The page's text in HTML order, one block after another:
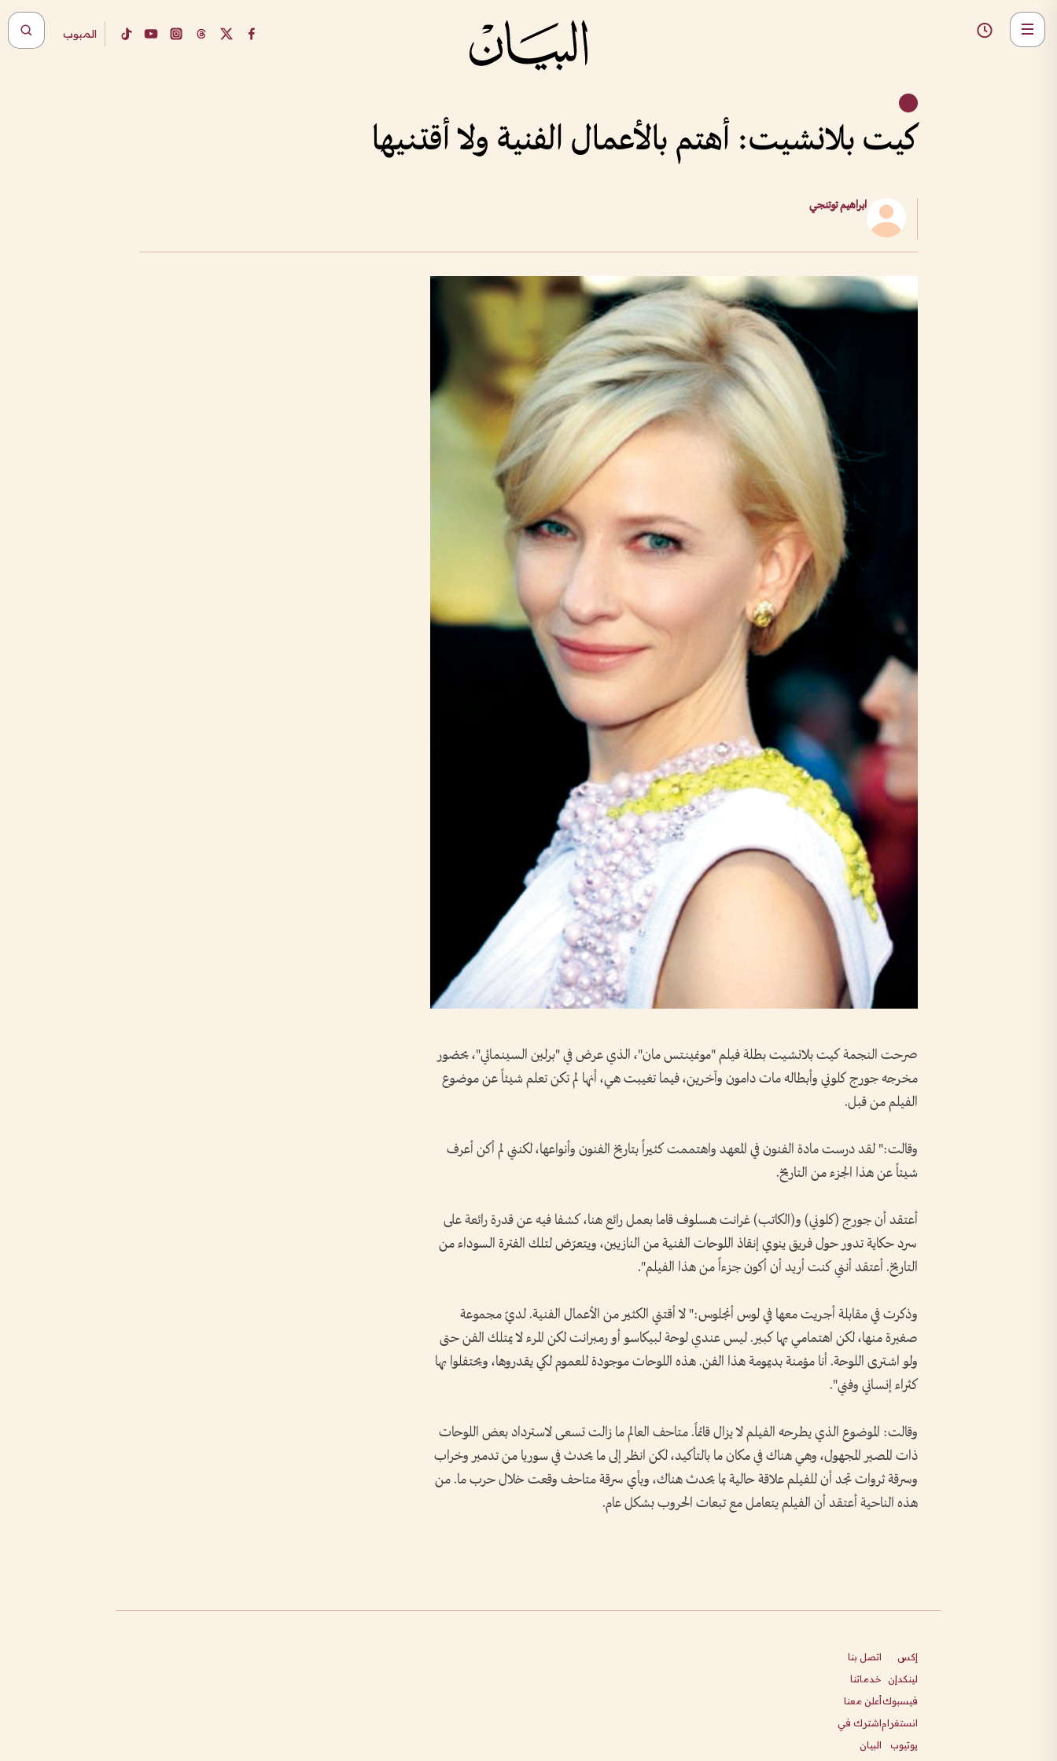
المبوب
كيت بلانشيت: أهتم بالأعمال الفنية ولا أقتنيها
ابراهيم توتنجي
صرحت النجمة كيت بلانشيت بطلة فيلم "مونمينتس مان"، الذي عرض في "برلين السينمائي"، بحضور
مخرجه جورج كلوني وأبطاله مات دامون وآخرين، فيما تغيبت هي، أنها لم تكن تعلم شيئاً عن موضوع
الفيلم من قبل.
وقالت:" لقد درست مادة الفنون في المعهد واهتممت كثيراً بتاريخ الفنون وأنواعها، لكنني لم أكن أعرف
شيئاً عن هذا الجزء من التاريخ.
أعتقد أن جورج (كلوني) و(الكاتب) غرانت هسلوف قاما بعمل رائع هنا، كشفا فيه عن قدرة رائعة على
سرد حكاية تدور حول فريق ينوي إنقاذ اللوحات الفنية من النازيين، ويتعرّض لتلك الفترة السوداء من
التاريخ. أعتقد أنني كنت أريد أن أكون جزءاً من هذا الفيلم".
وذكرت في مقابلة أجريت معها في لوس أنجلوس:" لا أقتني الكثير من الأعمال الفنية. لديّ مجموعة
صغيرة منها، لكن اهتمامي بها كبير. ليس عندي لوحة لبيكاسو أو رمبرانت لكن المرء لا يمتلك الفن حتى
ولو اشترى اللوحة. أنا مؤمنة بديمومة هذا الفن. هذه اللوحات موجودة للعموم لكي يقدروها، ويحتفلوا بها
كثراء إنساني وفني".
وقالت: الموضوع الذي يطرحه الفيلم لا يزال قائماً. متاحف العالم ما زالت تسعى لاسترداد بعض اللوحات
ذات المصير المجهول، وهي هناك في مكان ما بالتأكيد، لكن انظر إلى ما يحدث في سوريا من تدمير وخراب
وسرقة ثروات تجد أن للفيلم علاقة حالية بما يحدث هناك، وبأي سرقة متاحف وقعت خلال حرب ما. من
هذه الناحية أعتقد أن الفيلم يتعامل مع تبعات الحروب بشكل عام.
إكس
لينكدإن
فيسبوك
انستغرام
يوتيوب
اتصل بنا
خدماتنا
أعلن معنا
اشترك في
البيان